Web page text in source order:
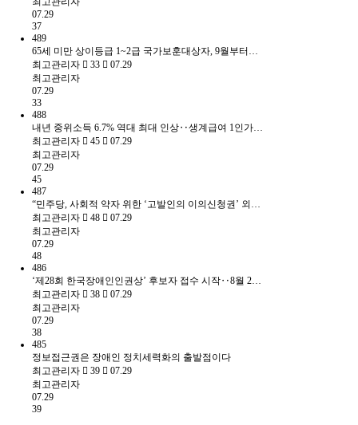
07.29
37
489
65세 미만 상이등급 1~2급 국가보훈대상자, 9월부터…
최고관리자
33
07.29
최고관리자
07.29
33
488
내년 중위소득 6.7% 역대 최대 인상‥생계급여 1인가…
최고관리자
45
07.29
최고관리자
07.29
45
487
“민주당, 사회적 약자 위한 ‘고발인의 이의신청권’ 외…
최고관리자
48
07.29
최고관리자
07.29
48
486
‘제28회 한국장애인인권상’ 후보자 접수 시작‥8월 2…
최고관리자
38
07.29
최고관리자
07.29
38
485
정보접근권은 장애인 정치세력화의 출발점이다
최고관리자
39
07.29
최고관리자
07.29
39